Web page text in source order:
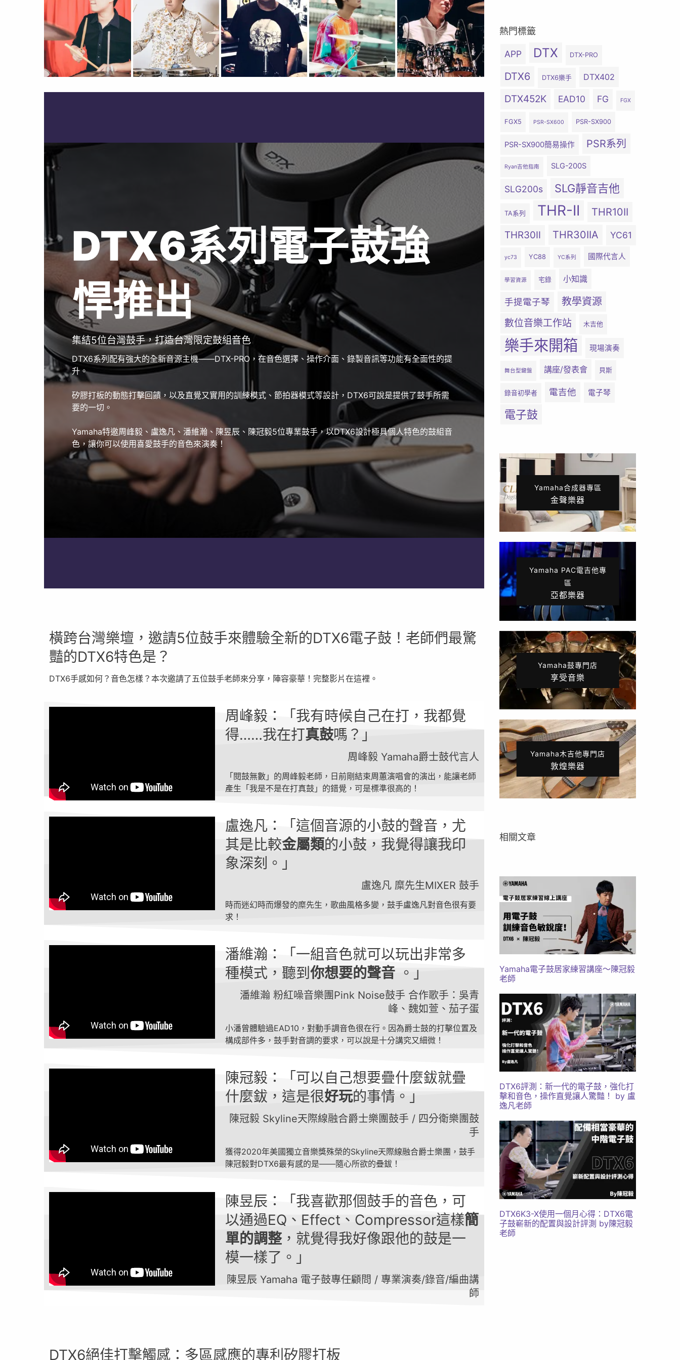
DTX6系列電子鼓強
悍推出
集結5位台灣鼓手，打造台灣限定鼓組音色
DTX6系列配有強大的全新音源主機——DTX-PRO，在音色選擇、操作介面、錄製音訊等功能有全面性的提
升。
矽膠打板的動態打擊回饋，以及直覺又實用的訓練模式、節拍器模式等設計，DTX6可說是提供了鼓手所需
要的一切。
Yamaha特邀周峰毅、盧逸凡、潘維瀚、陳昱辰、陳冠毅5位專業鼓手，以DTX6設計極具個人特色的鼓組音
色，讓你可以使用喜愛鼓手的音色來演奏！
橫跨台灣樂壇，邀請5位鼓手來體驗全新的DTX6電子鼓！老師們最驚
豔的DTX6特色是？
DTX6手感如何？音色怎樣？本次邀請了五位鼓手老師來分享，陣容豪華！完整影片在這裡。
周峰毅：「我有時候自己在打，我都覺
得……我在打真鼓嗎？」
周峰毅 Yamaha爵士鼓代言人
「閱鼓無數」的周峰毅老師，日前剛結束周蕙演唱會的演出，能讓老師
產生「我是不是在打真鼓」的錯覺，可是標準很高的！
盧逸凡：「這個音源的小鼓的聲音，尤
其是比較金屬類的小鼓，我覺得讓我印
象深刻。」
盧逸凡 糜先生MIXER 鼓手
時而迷幻時而爆發的糜先生，歌曲風格多變，鼓手盧逸凡對音色很有要
求！
潘維瀚：「一組音色就可以玩出非常多
種模式，聽到你想要的聲音 。」
潘維瀚 粉紅噪音樂團Pink Noise鼓手 合作歌手：吳青
峰、魏如萱、茄子蛋
小潘曾體驗過EAD10，對動手調音色很在行。因為爵士鼓的打擊位置及
構成部件多，鼓手對音調的要求，可以說是十分講究又細微！
陳冠毅：「可以自己想要疊什麼鈸就疊
什麼鈸，這是很好玩的事情。」
陳冠毅 Skyline天際線融合爵士樂團鼓手 / 四分衛樂團鼓
手
獲得2020年美國獨立音樂獎殊榮的Skyline天際線融合爵士樂團，鼓手
陳冠毅對DTX6最有感的是——隨心所欲的疊鈸！
陳昱辰：「我喜歡那個鼓手的音色，可
以通過EQ、Effect、Compressor這樣簡
單的調整，就覺得我好像跟他的鼓是一
模一樣了。」
陳昱辰 Yamaha 電子鼓專任顧問 / 專業演奏/錄音/編曲講
師
DTX6絕佳打擊觸感：多區感應的專利矽膠打板
熱門標籤
APP DTX DTX-PRO
DTX6 DTX6樂手 DTX402
DTX452K EAD10 FG FGX
FGX5 PSR-SX600 PSR-SX900
PSR-SX900簡易操作 PSR系列
Ryan吉他指南 SLG-200S
SLG200s SLG靜音吉他
TA系列 THR-II THR10II
THR30II THR30IIA YC61
yc73 YC88 YC系列 國際代言人
學習資源 宅錄 小知識
手提電子琴 教學資源
數位音樂工作站 木吉他
樂手來開箱 現場演奏
舞台型鍵盤 講座/發表會 貝斯
錄音初學者 電吉他 電子琴
電子鼓
Yamaha合成器專區
金聲樂器
Yamaha PAC電吉他專
區
亞都樂器
Yamaha鼓專門店
享受音樂
Yamaha木吉他專門店
敦煌樂器
相關文章
Yamaha電子鼓居家練習講座～陳冠毅
老師
DTX6評測：新一代的電子鼓，強化打
擊和音色，操作直覺讓人驚豔！ by 盧
逸凡老師
DTX6K3-X使用一個月心得：DTX6電
子鼓嶄新的配置與設計評測 by陳冠毅
老師